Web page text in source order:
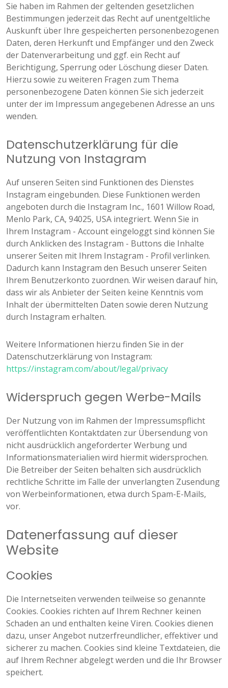
Sie haben im Rahmen der geltenden gesetzlichen
Bestimmungen jederzeit das Recht auf unentgeltliche
Auskunft über Ihre gespeicherten personenbezogenen
Daten, deren Herkunft und Empfänger und den Zweck
der Datenverarbeitung und ggf. ein Recht auf
Berichtigung, Sperrung oder Löschung dieser Daten.
Hierzu sowie zu weiteren Fragen zum Thema
personenbezogene Daten können Sie sich jederzeit
unter der im Impressum angegebenen Adresse an uns
wenden.
Datenschutzerklärung für die
Nutzung von Instagram
Auf unseren Seiten sind Funktionen des Dienstes
Instagram eingebunden. Diese Funktionen werden
angeboten durch die Instagram Inc., 1601 Willow Road,
Menlo Park, CA, 94025, USA integriert. Wenn Sie in
Ihrem Instagram - Account eingeloggt sind können Sie
durch Anklicken des Instagram - Buttons die Inhalte
unserer Seiten mit Ihrem Instagram - Profil verlinken.
Dadurch kann Instagram den Besuch unserer Seiten
Ihrem Benutzerkonto zuordnen. Wir weisen darauf hin,
dass wir als Anbieter der Seiten keine Kenntnis vom
Inhalt der übermittelten Daten sowie deren Nutzung
durch Instagram erhalten.
Weitere Informationen hierzu finden Sie in der
Datenschutzerklärung von Instagram:
https://instagram.com/about/legal/privacy
Widerspruch gegen Werbe-Mails
Der Nutzung von im Rahmen der Impressumspflicht
veröffentlichten Kontaktdaten zur Übersendung von
nicht ausdrücklich angeforderter Werbung und
Informationsmaterialien wird hiermit widersprochen.
Die Betreiber der Seiten behalten sich ausdrücklich
rechtliche Schritte im Falle der unverlangten Zusendung
von Werbeinformationen, etwa durch Spam-E-Mails,
vor.
Datenerfassung auf dieser
Website
Cookies
Die Internetseiten verwenden teilweise so genannte
Cookies. Cookies richten auf Ihrem Rechner keinen
Schaden an und enthalten keine Viren. Cookies dienen
dazu, unser Angebot nutzerfreundlicher, effektiver und
sicherer zu machen. Cookies sind kleine Textdateien, die
auf Ihrem Rechner abgelegt werden und die Ihr Browser
speichert.